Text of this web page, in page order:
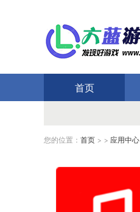
首页
您的位置： 首页 > > 应用中心